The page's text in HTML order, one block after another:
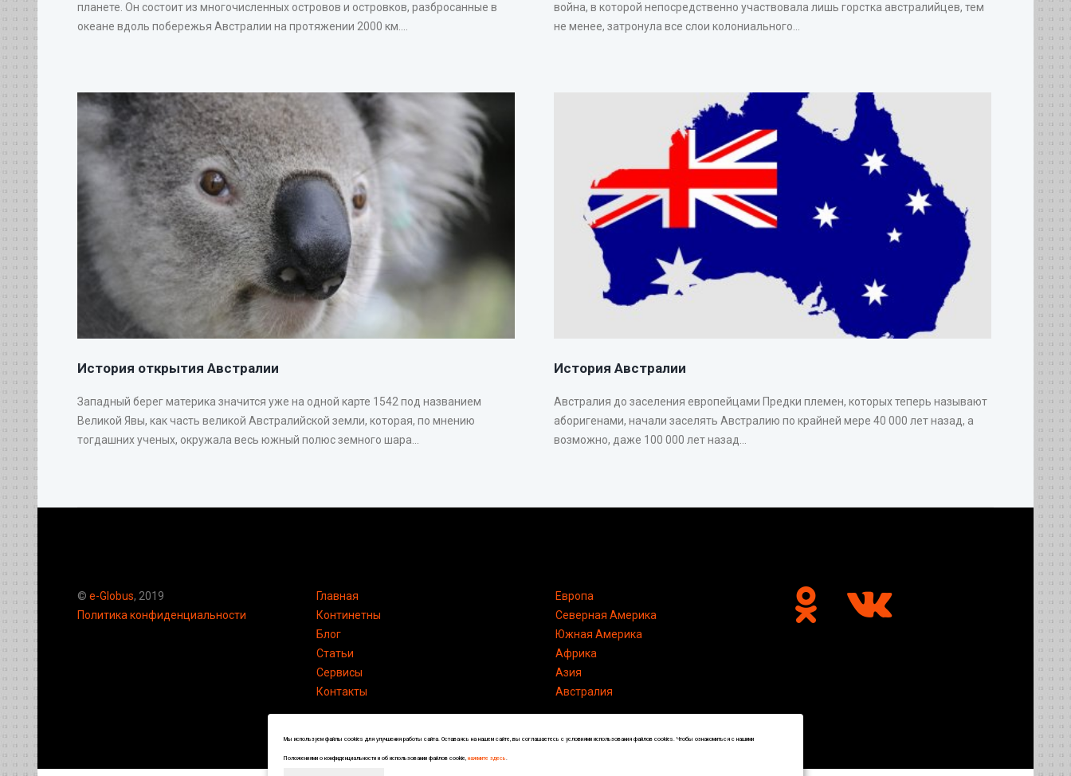
планете. Он состоит из многочисленных островов и островков, разбросанные в
океане вдоль побережья Австралии на протяжении 2000 км....
война, в которой непосредственно участвовала лишь горстка австралийцев, тем
не менее, затронула все слои колониального...
История открытия Австралии
Западный берег материка значится уже на одной карте 1542 под названием
Великой Явы, как часть великой Австралийской земли, которая, по мнению
тогдашних ученых, окружала весь южный полюс земного шара...
История Австралии
Австралия до заселения европейцами Предки племен, которых теперь называют
аборигенами, начали заселять Австралию по крайней мере 40 000 лет назад, а
возможно, даже 100 000 лет назад...
© e-Globus, 2019
Политика конфиденциальности
Главная
Континетны
Блог
Статьи
Сервисы
Контакты
Европа
Северная Америка
Южная Америка
Африка
Азия
Австралия
Мы используем файлы cookies для улучшения работы сайта. Оставаясь на нашем сайте, вы соглашаетесь с условиями использования файлов cookies. Чтобы ознакомиться с нашими
Положениями о конфиденциальности и об использовании файлов cookie, нажмите здесь.